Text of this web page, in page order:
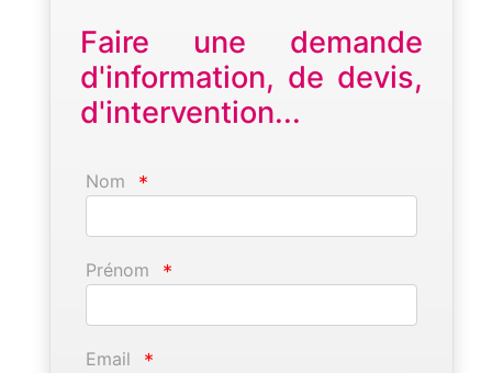
Faire une demande
d'information, de devis,
d'intervention...
Nom *
Prénom *
Email *